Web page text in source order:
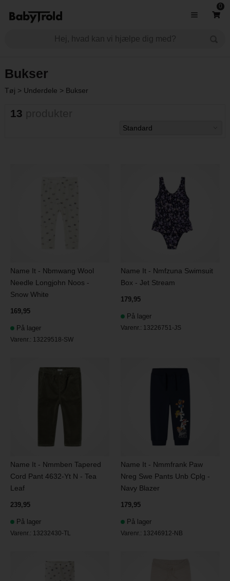
0
Bukser
Tøj > Underdele > Bukser
13
Name It - Nbmwang Wool
Needle Longjohn Noos -
Snow White
169,95
På lager
Varenr.: 13229518-SW
Name It - Nmfzuna Swimsuit
Box - Jet Stream
179,95
På lager
Varenr.: 13226751-JS
Name It - Nmmben Tapered
Cord Pant 4632-Yt N - Tea
Leaf
239,95
På lager
Varenr.: 13232430-TL
Name It - Nmmfrank Paw
Nreg Swe Pants Unb Cplg -
Navy Blazer
179,95
På lager
Varenr.: 13246912-NB